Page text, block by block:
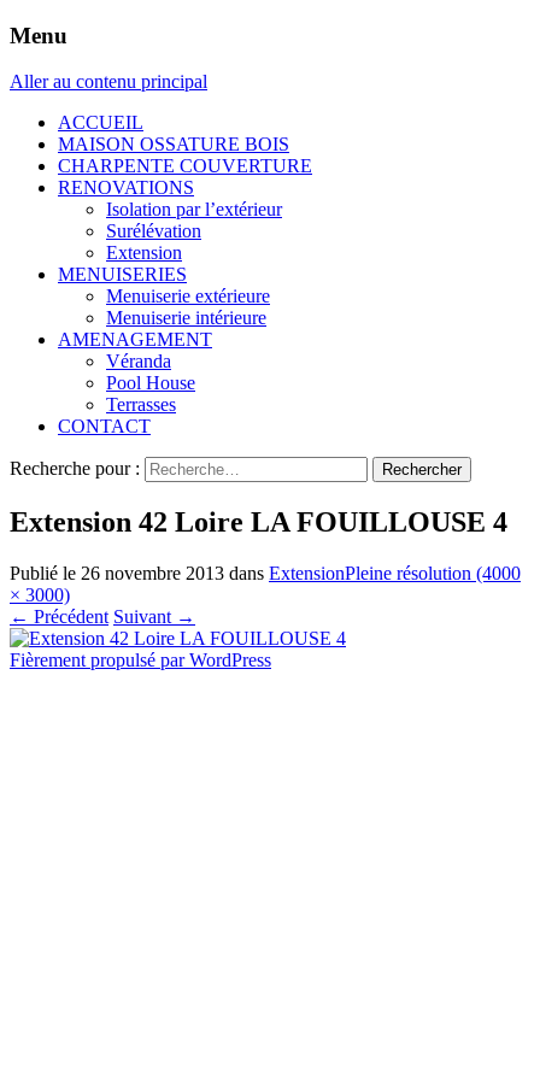
Menu
Aller au contenu principal
ACCUEIL
MAISON OSSATURE BOIS
CHARPENTE COUVERTURE
RENOVATIONS
Isolation par l’extérieur
Surélévation
Extension
MENUISERIES
Menuiserie extérieure
Menuiserie intérieure
AMENAGEMENT
Véranda
Pool House
Terrasses
CONTACT
Recherche pour :
Extension 42 Loire LA FOUILLOUSE 4
Publié le 26 novembre 2013 dans ExtensionPleine résolution (4000
× 3000)
← Précédent Suivant →
Fièrement propulsé par WordPress